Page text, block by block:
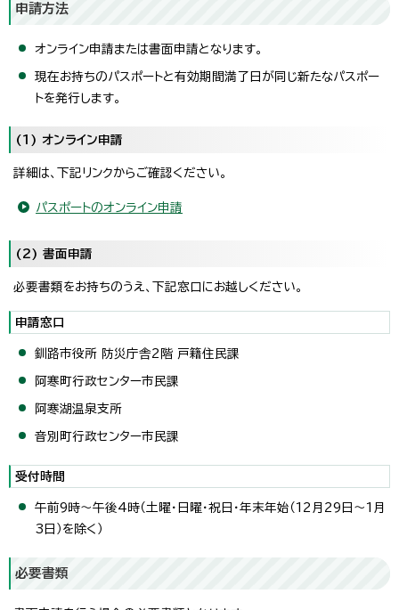
申請方法
オンライン申請または書面申請となります。
現在お持ちのパスポートと有効期間満了日が同じ新たなパスポー
トを発行します。
(1) オンライン申請
詳細は、下記リンクからご確認ください。
パスポートのオンライン申請
(2) 書面申請
必要書類をお持ちのうえ、下記窓口にお越しください。
申請窓口
釧路市役所 防災庁舎2階 戸籍住民課
阿寒町行政センター市民課
阿寒湖温泉支所
音別町行政センター市民課
受付時間
午前9時～午後4時（土曜・日曜・祝日・年末年始（12月29日～1月
3日）を除く）
必要書類